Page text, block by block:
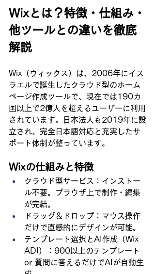
Wixとは？特徴・仕組み・
他ツールとの違いを徹底
解説
Wix（ウィックス）は、2006年にイス
ラエルで誕生したクラウド型のホーム
ページ作成ツールで、現在では190カ
国以上で2億人を超えるユーザーに利用
されています。日本法人も2019年に設
立され、完全日本語対応と充実したサ
ポート体制が整っています。
Wixの仕組みと特徴
クラウド型サービス：インストー
ル不要。ブラウザ上で制作・編集
が完結。
ドラッグ＆ドロップ：マウス操作
だけで直感的にデザインが可能。
テンプレート選択とAI作成（Wix
ADI）：900以上のテンプレート
or 質問に答えるだけでAIが自動生